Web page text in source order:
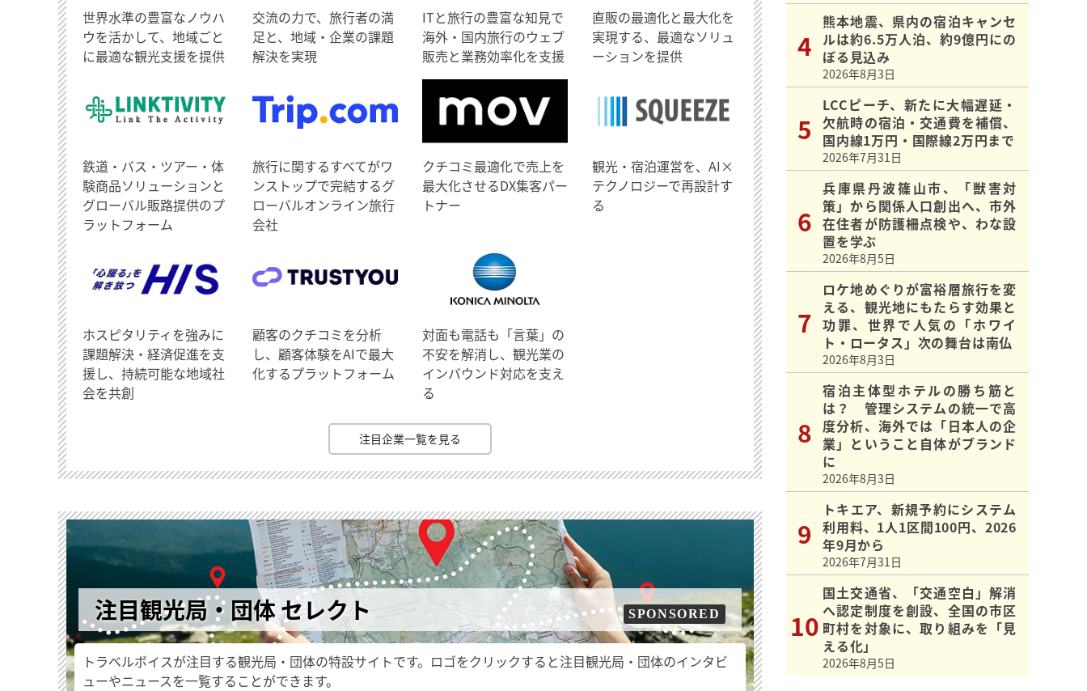
世界水準の豊富なノウハ
ウを活かして、地域ごと
に最適な観光支援を提供
交流の力で、旅行者の満
足と、地域・企業の課題
解決を実現
ITと旅行の豊富な知見で
海外・国内旅行のウェブ
販売と業務効率化を支援
直販の最適化と最大化を
実現する、最適なソリュ
ーションを提供
鉄道・バス・ツアー・体
験商品ソリューションと
グローバル販路提供のプ
ラットフォーム
旅行に関するすべてがワ
ンストップで完結するグ
ローバルオンライン旅行
会社
クチコミ最適化で売上を
最大化させるDX集客パー
トナー
観光・宿泊運営を、AI×
テクノロジーで再設計す
る
ホスピタリティを強みに
課題解決・経済促進を支
援し、持続可能な地域社
会を共創
顧客のクチコミを分析
し、顧客体験をAIで最大
化するプラットフォーム
対面も電話も「言葉」の
不安を解消し、観光業の
インバウンド対応を支え
る
注目企業一覧を見る
注目観光局・団体 セレクト SPONSORED
トラベルボイスが注目する観光局・団体の特設サイトです。ロゴをクリックすると注目観光局・団体のインタビ
ューやニュースを一覧することができます。
熊本地震、県内の宿泊キャンセ
ルは約6.5万人泊、約9億円にの
ぼる見込み
2026年8月3日
LCCピーチ、新たに大幅遅延・
欠航時の宿泊・交通費を補償、
国内線1万円・国際線2万円まで
2026年7月31日
兵庫県丹波篠山市、「獣害対
策」から関係人口創出へ、市外
在住者が防護柵点検や、わな設
置を学ぶ
2026年8月5日
ロケ地めぐりが富裕層旅行を変
える、観光地にもたらす効果と
功罪、世界で人気の「ホワイ
ト・ロータス」次の舞台は南仏
2026年8月3日
宿泊主体型ホテルの勝ち筋と
は？ 管理システムの統一で高
度分析、海外では「日本人の企
業」ということ自体がブランド
に
2026年8月3日
トキエア、新規予約にシステム
利用料、1人1区間100円、2026
年9月から
2026年7月31日
国土交通省、「交通空白」解消
へ認定制度を創設、全国の市区
町村を対象に、取り組みを「見
える化」
2026年8月5日